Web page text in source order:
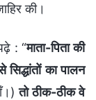
की।
: “माता-पिता की
का पालन
तो ठीक-ठीक वे